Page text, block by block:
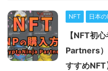
NFT 日本
【NFT初
Partners
すすめNFT